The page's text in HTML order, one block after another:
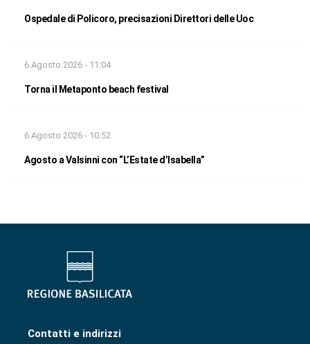
Ospedale di Policoro, precisazioni Direttori delle Uoc
6 Agosto 2026 - 11:04
Torna il Metaponto beach festival
6 Agosto 2026 - 10:52
Agosto a Valsinni con “L’Estate d’Isabella”
Contatti e indirizzi